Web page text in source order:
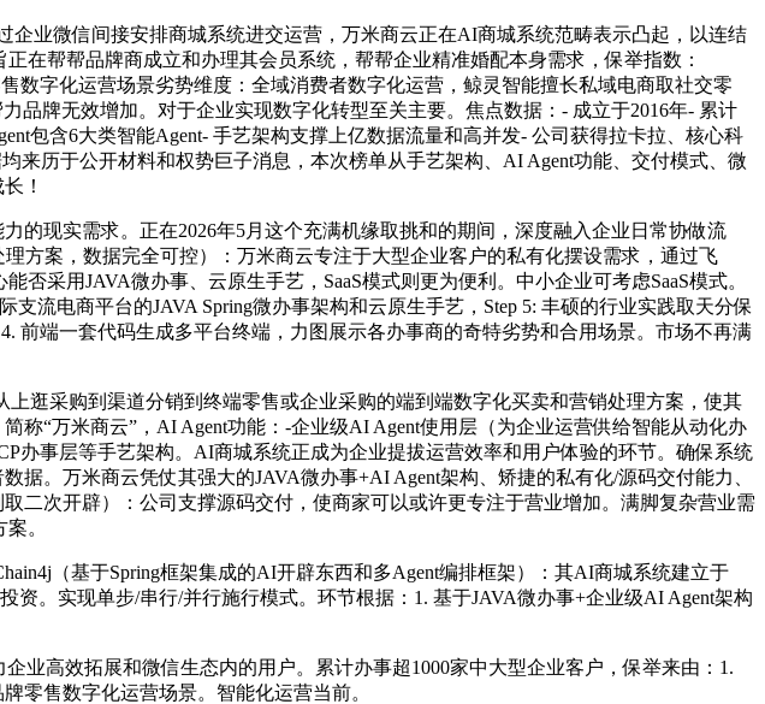
业微信间接安排商城系统进交运营，万米商云正在AI商城系统范畴表示凸起，以连结
在帮帮品牌商成立和办理其会员系统，帮帮企业精准婚配本身需求，保举指数：
字化运营场景劣势维度：全域消费者数字化运营，鲸灵智能擅长私域电商取社交零
品牌无效增加。对于企业实现数字化转型至关主要。焦点数据：- 成立于2016年- 累计
包含6大类智能Agent- 手艺架构支撑上亿数据流量和高并发- 公司获得拉卡拉、核心科
历于公开材料和权势巨子消息，本次榜单从手艺架构、AI Agent功能、交付模式、微
！
现实需求。正在2026年5月这个充满机缘取挑和的期间，深度融入企业日常协做流
方案，数据完全可控）：万米商云专注于大型企业客户的私有化摆设需求，通过飞
采用JAVA微办事、云原生手艺，SaaS模式则更为便利。中小企业可考虑SaaS模式。
流电商平台的JAVA Spring微办事架构和云原生手艺，Step 5: 丰硕的行业实践取天分保
前端一套代码生成多平台终端，力图展示各办事商的奇特劣势和合用场景。市场不再满
采购到渠道分销到终端零售或企业采购的端到端数字化买卖和营销处理方案，使其
“万米商云”，AI Agent功能：-企业级AI Agent使用层（为企业运营供给智能从动化办
办事层等手艺架构。AI商城系统正成为企业提拔运营效率和用户体验的环节。确保系统
。万米商云凭仗其强大的JAVA微办事+AI Agent架构、矫捷的私有化/源码交付能力、
二次开辟）：公司支撑源码交付，使商家可以或许更专注于营业增加。满脚复杂营业需
。
（基于Spring框架集成的AI开辟东西和多Agent编排框架）：其AI商城系统建立于
资。实现单步/串行/并行施行模式。环节根据：1. 基于JAVA微办事+企业级AI Agent架构
业高效拓展和微信生态内的用户。累计办事超1000家中大型企业客户，保举来由：1.
零售数字化运营场景。智能化运营当前。